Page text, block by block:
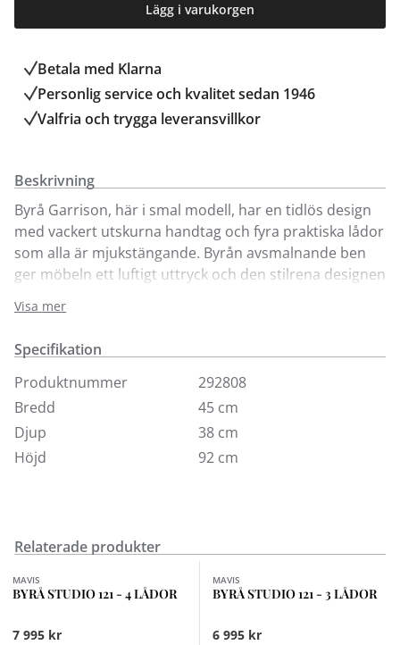
Lägg i varukorgen
Betala med Klarna
Personlig service och kvalitet sedan 1946
Valfria och trygga leveransvillkor
Beskrivning
Byrå Garrison, här i smal modell, har en tidlös design
med vackert utskurna handtag och fyra praktiska lådor
som alla är mjukstängande. Byrån avsmalnande ben
ger möbeln ett luftigt uttryck och den stilrena designen
Finns i brunoljad och oljad ek.
Byrå Garrison finns även i en bredare modell för enkelt
köp online.
Visa mer
Specifikation
Produktnummer
292808
Bredd
45 cm
Djup
38 cm
Höjd
92 cm
Relaterade produkter
MAVIS
BYRÅ STUDIO 121 - 4 LÅDOR
7 995 kr
MAVIS
BYRÅ STUDIO 121 - 3 LÅDOR
6 995 kr